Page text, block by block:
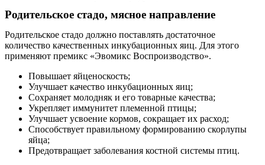
Родительское стадо, мясное направление
Родительское стадо должно поставлять достаточное
количество качественных инкубационных яиц. Для этого
применяют премикс «Эвомикс Воспроизводство».
Повышает яйценоскость;
Улучшает качество инкубационных яиц;
Сохраняет молодняк и его товарные качества;
Укрепляет иммунитет племенной птицы;
Улучшает усвоение кормов, сокращает их расход;
Способствует правильному формированию скорлупы
яйца;
Предотвращает заболевания костной системы птиц.